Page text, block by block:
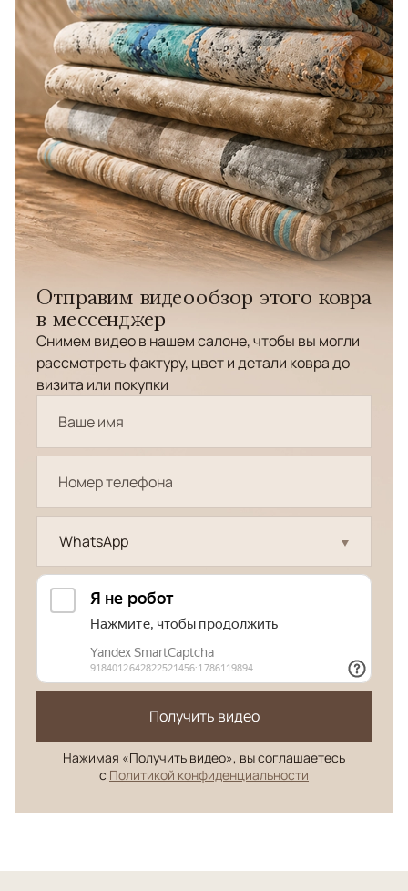
Отправим видеообзор этого ковра
в мессенджер
Снимем видео в нашем салоне, чтобы вы могли
рассмотреть фактуру, цвет и детали ковра до
визита или покупки
WhatsApp
Получить видео
Нажимая «Получить видео», вы соглашаетесь
с Политикой конфиденциальности